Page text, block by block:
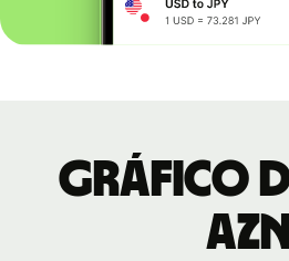
Gráfico
AZN